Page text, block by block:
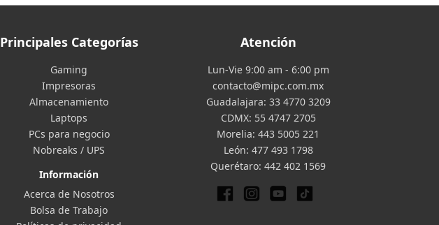
Principales Categorías
Gaming
Impresoras
Almacenamiento
Laptops
PCs para negocio
Nobreaks / UPS
Información
Acerca de Nosotros
Bolsa de Trabajo
Atención
Lun-Vie 9:00 am - 6:00 pm
contacto@mipc.com.mx
Guadalajara: 33 4770 3209
CDMX: 55 4747 2705
Morelia: 443 5005 221
León: 477 493 1798
Querétaro: 442 402 1569